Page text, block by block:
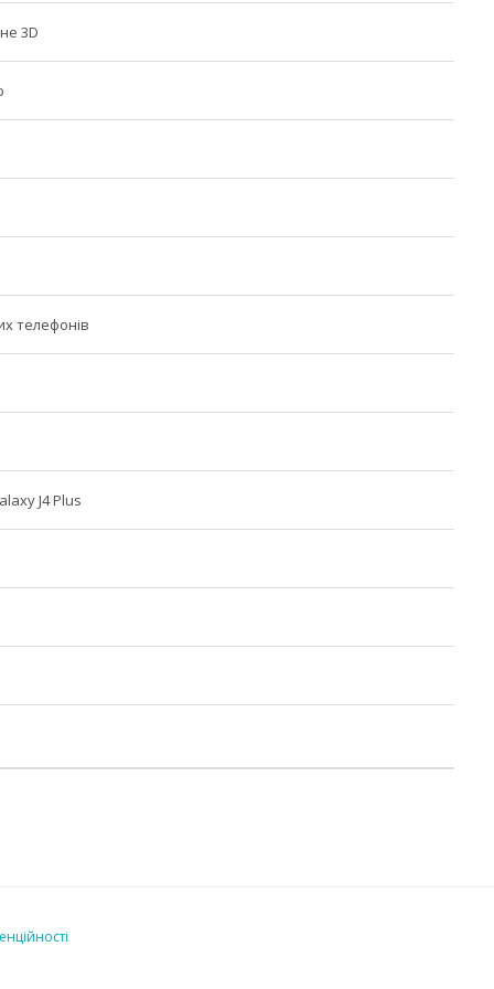
3D
телефонів
J4 Plus